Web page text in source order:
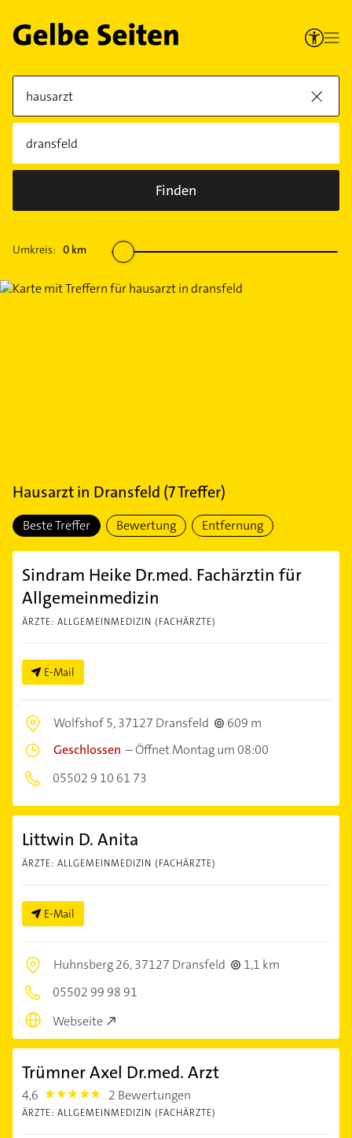
Finden
Umkreis: 0 km
Hausarztin Dransfeld (7Treffer)
Beste Treffer Bewertung Entfernung
Sindram Heike Dr.med. Fachärztin für
Allgemeinmedizin
ÄRZTE: ALLGEMEINMEDIZIN (FACHÄRZTE)
E-Mail
Wolfshof 5,37127 Dransfeld
609 m
Geschlossen –Öffnet Montag um 08:00
05502 9 10 61 73
Littwin D. Anita
ÄRZTE: ALLGEMEINMEDIZIN (FACHÄRZTE)
E-Mail
Huhnsberg 26,37127 Dransfeld
1,1 km
05502 99 98 91
Webseite
Trümner Axel Dr.med. Arzt
4,6 4.6 2 Bewertungen
ÄRZTE: ALLGEMEINMEDIZIN (FACHÄRZTE)